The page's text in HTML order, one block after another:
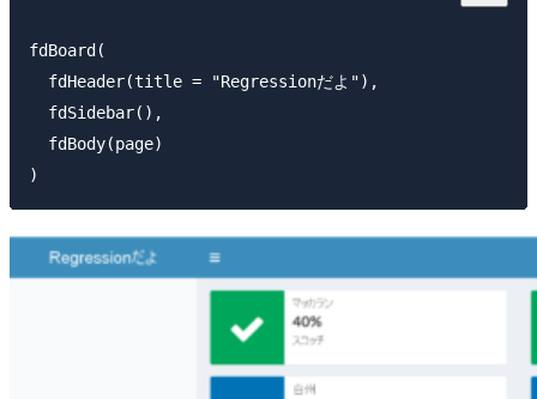
fdBoard(
  fdHeader(title = "Regressionだよ"),
  fdSidebar(),
  fdBody(page)